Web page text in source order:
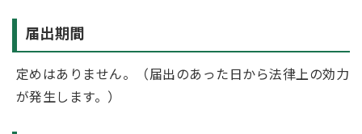
届出期間
定めはありません。（届出のあった日から法律上の効力
が発生します。）